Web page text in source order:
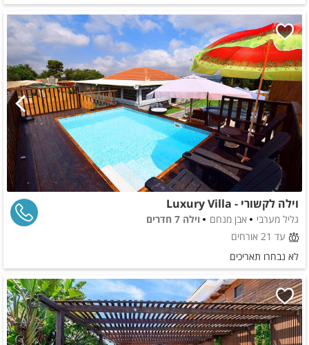
וילה לקשורי - Luxury Villa
גליל מערבי אבן מנחם
וילה 7 חדרים
עד 21 אורחים
לא נבחרו תאריכים